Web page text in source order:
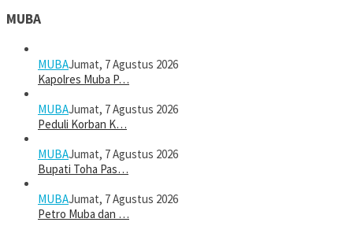
MUBA
MUBAJumat, 7 Agustus 2026
Kapolres Muba P…
MUBAJumat, 7 Agustus 2026
Peduli Korban K…
MUBAJumat, 7 Agustus 2026
Bupati Toha Pas…
MUBAJumat, 7 Agustus 2026
Petro Muba dan …